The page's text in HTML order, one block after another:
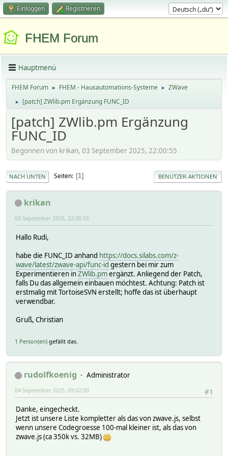
Einloggen Registrieren
FHEM Forum
Hauptmenü
FHEM Forum ► FHEM - Hausautomations-Systeme ► ZWave
► [patch] ZWlib.pm Ergänzung FUNC_ID
[patch] ZWlib.pm Ergänzung
FUNC_ID
Begonnen von krikan, 03 September 2025, 22:00:55
NACH UNTEN Seiten 1 BENUTZER-AKTIONEN
krikan
03 September 2025, 22:00:55
Hallo Rudi,
habe die FUNC_ID anhand https://docs.silabs.com/z-
wave/latest/zwave-api/func-id gestern bei mir zum
Experimentieren inZWlib.pmergänzt. Anliegend der Patch,
falls Du das allgemein einbauen möchtest. Achtung: Patch ist
erstmalig mit TortoiseSVN erstellt; hoffe das ist überhaupt
verwendbar.
Gruß, Christian
1 Person(en) gefällt das.
rudolfkoenig
Administrator
#1
04 September 2025, 09:02:00
Danke, eingecheckt.
Jetzt ist unsere Liste kompletter als das von zwave.js, selbst
wenn unsere Codegroesse 100-mal kleiner ist, als das von
zwave.js (ca 350k vs. 32MB)